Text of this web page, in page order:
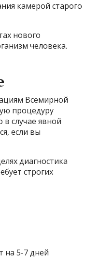
камерой старого
нового
человека.
Всемирной
процедуру
в случае явной
если вы
диагностика
строгих
на 5-7 дней